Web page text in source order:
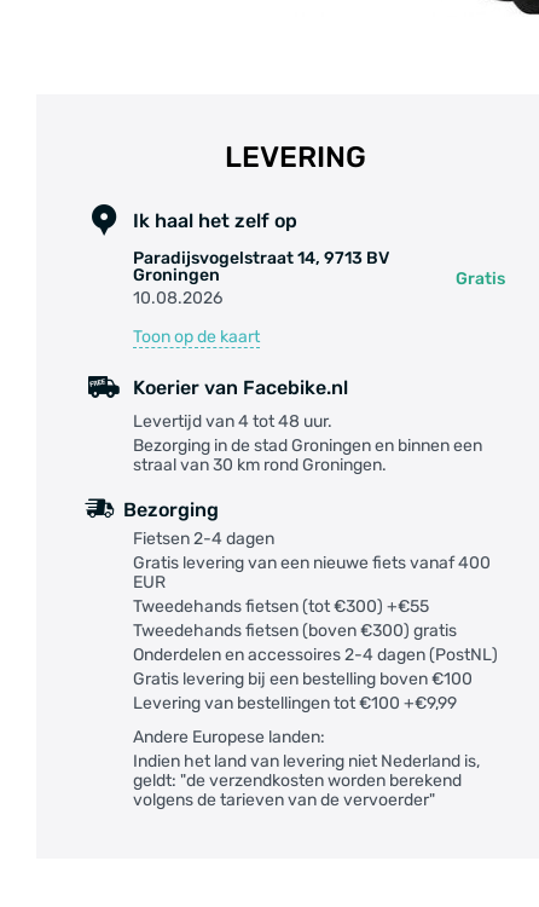
LEVERING
Ik haal het zelf op
Paradijsvogelstraat 14, 9713 BV
Groningen
10.08.2026
Gratis
Toon op de kaart
Koerier van Facebike.nl
Levertijd van 4 tot 48 uur.
Bezorging in de stad Groningen en binnen een
straal van 30 km rond Groningen.
Bezorging
Fietsen 2-4 dagen
Gratis levering van een nieuwe fiets vanaf 400
EUR
Tweedehands fietsen (tot €300) +€55
Tweedehands fietsen (boven €300) gratis
Onderdelen en accessoires 2-4 dagen (PostNL)
Gratis levering bij een bestelling boven €100
Levering van bestellingen tot €100 +€9,99
Andere Europese landen:
Indien het land van levering niet Nederland is,
geldt: "de verzendkosten worden berekend
volgens de tarieven van de vervoerder"